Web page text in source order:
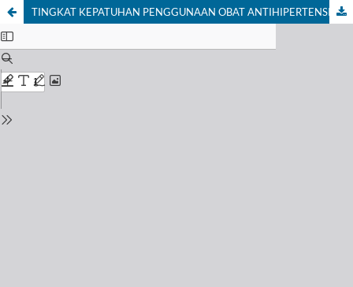
TINGKAT KEPATUHAN PENGGUNAAN OBAT ANTIHIPERTENSI DI PUSKESMAS BANTUL II YOGYAKARTA